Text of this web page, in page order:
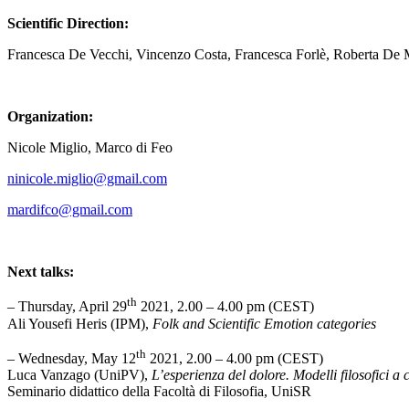
Scientific Direction:
Francesca De Vecchi, Vincenzo Costa, Francesca Forlè, Roberta De
Organization:
Nicole Miglio, Marco di Feo
ninicole.miglio@gmail.com
mardifco@gmail.com
Next talks:
– Thursday, April 29th 2021, 2.00 – 4.00 pm (CEST)
Ali Yousefi Heris (IPM), Folk and Scientific Emotion categories
– Wednesday, May 12th 2021, 2.00 – 4.00 pm (CEST)
Luca Vanzago (UniPV), L’esperienza del dolore. Modelli filosofici a
Seminario didattico della Facoltà di Filosofia, UniSR